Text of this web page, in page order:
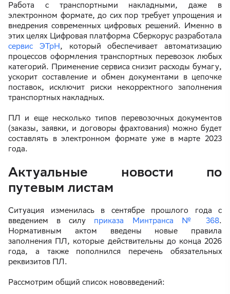
Работа с транспортными накладными, даже в
электронном формате, до сих пор требует упрощения и
внедрения современных цифровых решений. Именно в
этих целях Цифровая платформа Сберкорус разработала
сервис ЭТрН, который обеспечивает автоматизацию
процессов оформления транспортных перевозок любых
категорий. Применение сервиса снизит расходы бумагу,
ускорит составление и обмен документами в цепочке
поставок, исключит риски некорректного заполнения
транспортных накладных.
ПЛ и еще несколько типов перевозочных документов
(заказы, заявки, и договоры фрахтования) можно будет
составлять в электронном формате уже в марте 2023
года.
Актуальные новости по
путевым листам
Ситуация изменилась в сентябре прошлого года с
введением в силу приказа Минтранса № 368.
Нормативным актом введены новые правила
заполнения ПЛ, которые действительны до конца 2026
года, а также пополнился перечень обязательных
реквизитов ПЛ.
Рассмотрим общий список нововведений: